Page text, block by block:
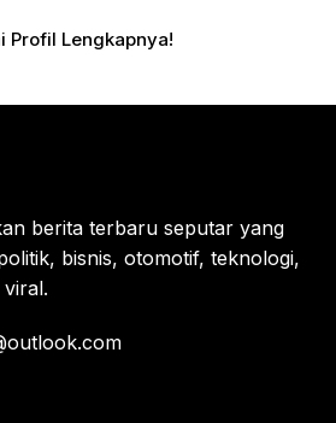
Profil Lengkapnya!
berita terbaru seputar yang
bisnis, otomotif, teknologi,